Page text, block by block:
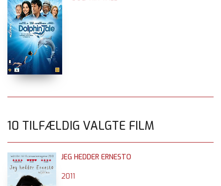
10 TILFÆLDIG VALGTE FILM
JEG HEDDER ERNESTO
2011